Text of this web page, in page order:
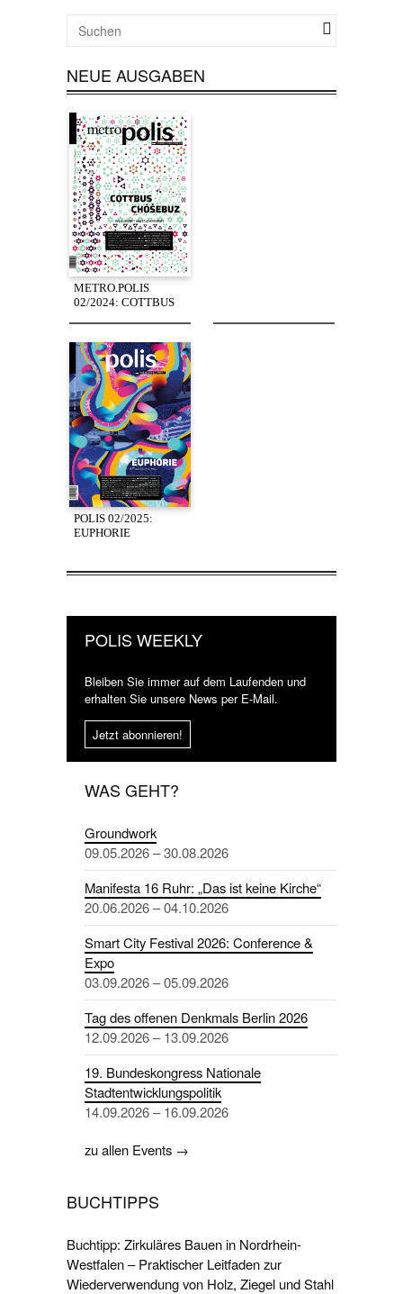
NEUE AUSGABEN
METRO.POLIS
02/2024: COTTBUS
POLIS 02/2025:
EUPHORIE
POLIS WEEKLY
Bleiben Sie immer auf dem Laufenden und
erhalten Sie unsere News per E-Mail.
Jetzt abonnieren!
WAS GEHT?
Groundwork
09.05.2026 – 30.08.2026
Manifesta 16 Ruhr: „Das ist keine Kirche“
20.06.2026 – 04.10.2026
Smart City Festival 2026: Conference &
Expo
03.09.2026 – 05.09.2026
Tag des offenen Denkmals Berlin 2026
12.09.2026 – 13.09.2026
19. Bundeskongress Nationale
Stadtentwicklungspolitik
14.09.2026 – 16.09.2026
zu allen Events →
BUCHTIPPS
Buchtipp: Zirkuläres Bauen in Nordrhein-
Westfalen – Praktischer Leitfaden zur
Wiederverwendung von Holz, Ziegel und Stahl